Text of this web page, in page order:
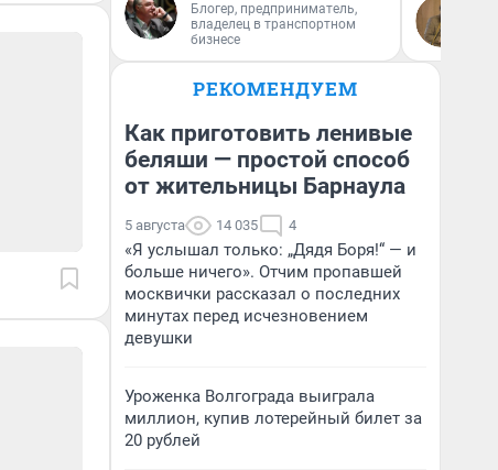
Блогер, предприниматель,
владелец в транспортном
бизнесе
РЕКОМЕНДУЕМ
Как приготовить ленивые
беляши — простой способ
от жительницы Барнаула
5 августа 14 035 4
«Я услышал только: „Дядя Боря!“ — и
больше ничего». Отчим пропавшей
москвички рассказал о последних
минутах перед исчезновением
девушки
Уроженка Волгограда выиграла
миллион, купив лотерейный билет за
20 рублей